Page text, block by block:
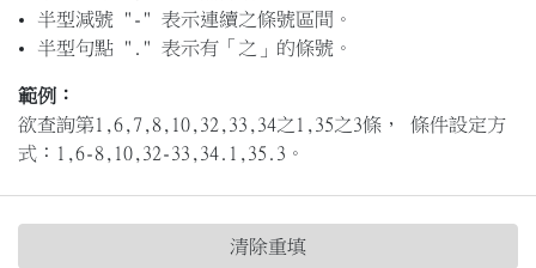
半型減號 "-" 表示連續之條號區間。
半型句點 "." 表示有「之」的條號。
範例：
欲查詢第1,6,7,8,10,32,33,34之1,35之3條， 條件設定方
式：1,6-8,10,32-33,34.1,35.3。
清除重填